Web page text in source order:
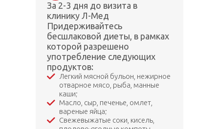
За 2-3 дня до визита в
клинику Л-Мед
Придерживайтесь
бесшлаковой диеты, в рамках
которой разрешено
употребление следующих
продуктов:
Легкий мясной бульон, нежирное
отварное мясо, рыба, манные
каши;
Масло, сыр, печенье, омлет,
вареные яйца;
Свежевыжатые соки, кисель,